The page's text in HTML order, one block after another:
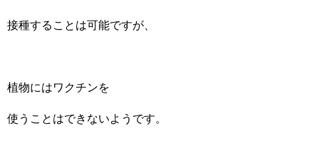
接種することは可能ですが、
植物にはワクチンを
使うことはできないようです。